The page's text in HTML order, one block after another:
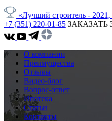
«Лучший строитель - 2021,
+7 (351) 220-01-85 ЗАКАЗАТЬ
О компании
Преимущества
Отзывы
Видео-блог
Вопрос-ответ
Ипотека
Статьи
Контакты